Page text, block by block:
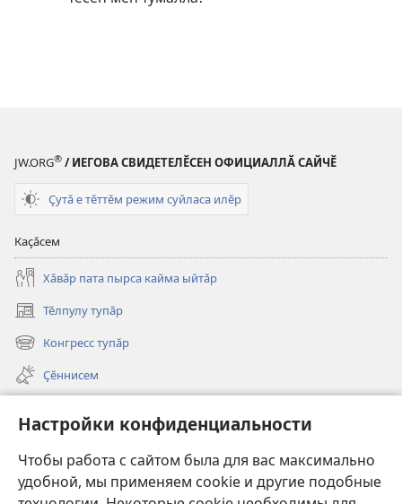
Настройки конфиденциальности
Чтобы работа с сайтом была для вас максимально
удобной, мы применяем cookie и другие подобные
JW.ORG® / ИЕГОВА СВИДЕТЕЛӖСЕН ОФИЦИАЛЛӐ САЙЧӖ
Ҫутӑ е тӗттӗм режим суйласа илӗр
Каҫӑсем
Хӑвӑр пата пырса кайма ыйтӑр
Тӗлпулу тупӑр
(открывается
в
новом
окне)
Конгресс тупӑр
(открывается
новом
Ҫӗннисем
Видео с тифлокомментариями
Шырав